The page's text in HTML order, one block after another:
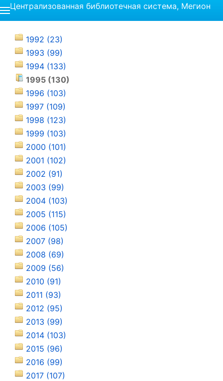
Централизованная библиотечная система, Мегион
1992 (23)
1993 (99)
1994 (133)
1995 (130)
1996 (103)
1997 (109)
1998 (123)
1999 (103)
2000 (101)
2001 (102)
2002 (91)
2003 (99)
2004 (103)
2005 (115)
2006 (105)
2007 (98)
2008 (69)
2009 (56)
2010 (91)
2011 (93)
2012 (95)
2013 (99)
2014 (103)
2015 (96)
2016 (99)
2017 (107)